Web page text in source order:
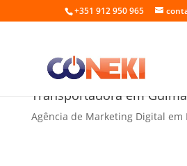
+351 912 950 965
Agência de marketing
Transportadora em
Agência de Marketing Digital em